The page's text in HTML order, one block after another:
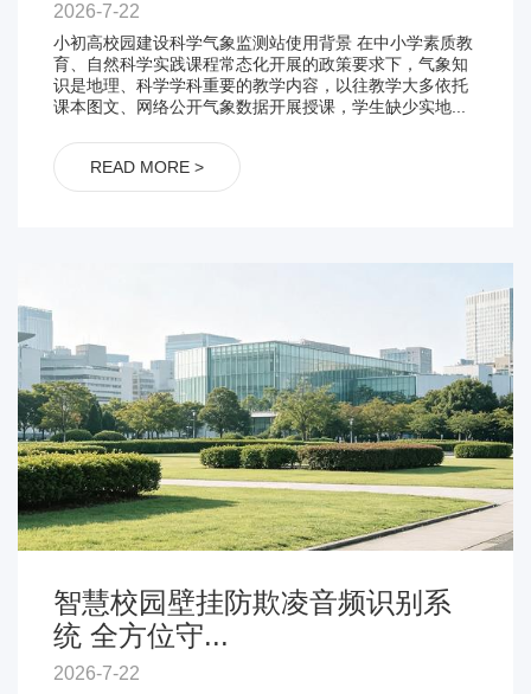
2026-7-22
小初高校园建设科学气象监测站使用背景 在中小学素质教
育、自然科学实践课程常态化开展的政策要求下，气象知
识是地理、科学学科重要的教学内容，以往教学大多依托
课本图文、网络公开气象数据开展授课，学生缺少实地...
READ MORE >
智慧校园壁挂防欺凌音频识别系
统 全方位守...
2026-7-22